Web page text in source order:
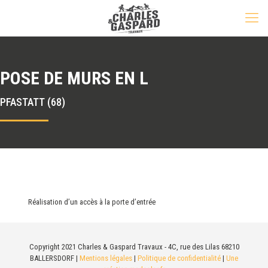
POSE DE MURS EN L
PFASTATT (68)
Réalisation d’un accès à la porte d’entrée
Copyright 2021 Charles & Gaspard Travaux - 4C, rue des Lilas 68210
BALLERSDORF | Mentions légales | Politique de confidentialité | Une